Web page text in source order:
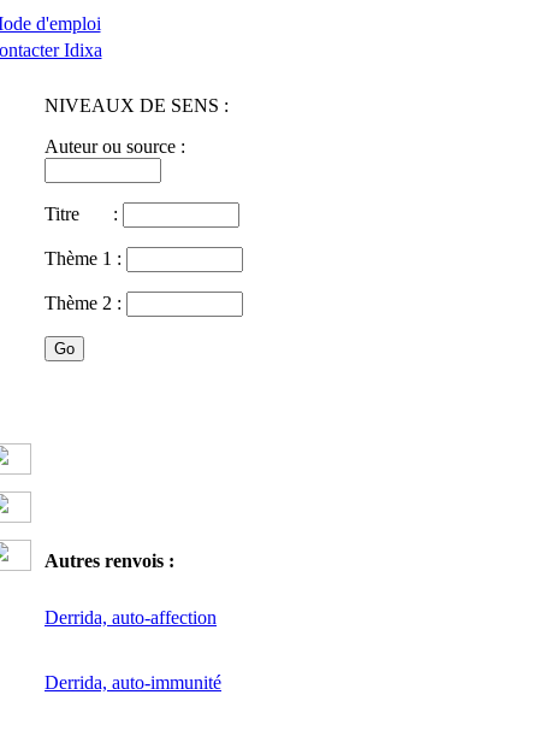
d'emploi
Idixa
NIVEAUX DE SENS :
Auteur ou source :
Titre :
Thème 1 :
Thème 2 :
Autres renvois :
Derrida, auto-affection
Derrida, auto-immunité